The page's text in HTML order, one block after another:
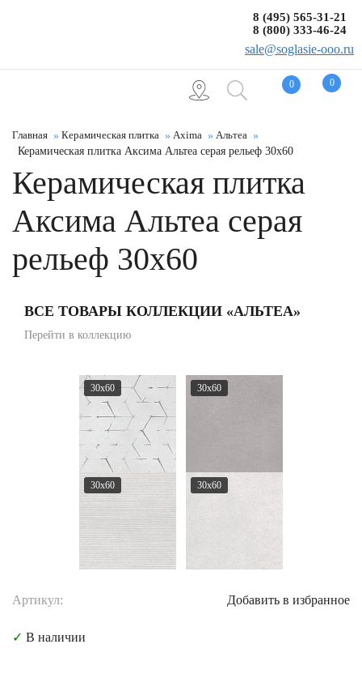
0 0
8 (495) 565-31-21
8 (800) 333-46-24
sale@soglasie-ooo.ru
Главная Керамическая плитка Axima
Альтеа
Керамическая плитка Аксима Альтеа серая рельеф 30x60
Керамическая плитка
Аксима Альтеа серая
рельеф 30x60
ВСЕ ТОВАРЫ КОЛЛЕКЦИИ «АЛЬТЕА»
Перейти в коллекцию
30x60 30x60
30x60 30x60
Артикул: Добавить в избранное
✓ В наличии